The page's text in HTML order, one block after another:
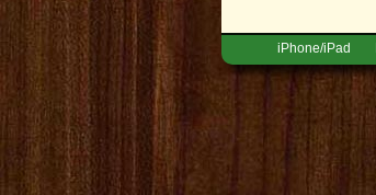
iPhone/iPad